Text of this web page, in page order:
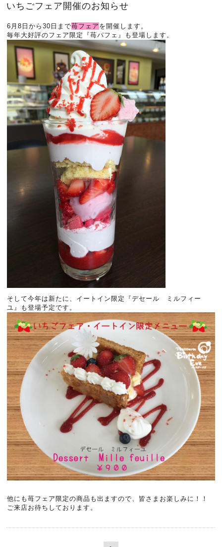
いちごフェア開催のお知らせ
6月8日から30日まで苺フェア を開催します。
毎年大好評のフェア限定『苺パフェ』も登場します。
そして今年は新たに、イートイン限定『デセール ミルフィー
ユ』も登場予定です。
他にも苺フェア限定の商品も出ますので、皆さまお楽しみに！！
ご来店お待ちしております。